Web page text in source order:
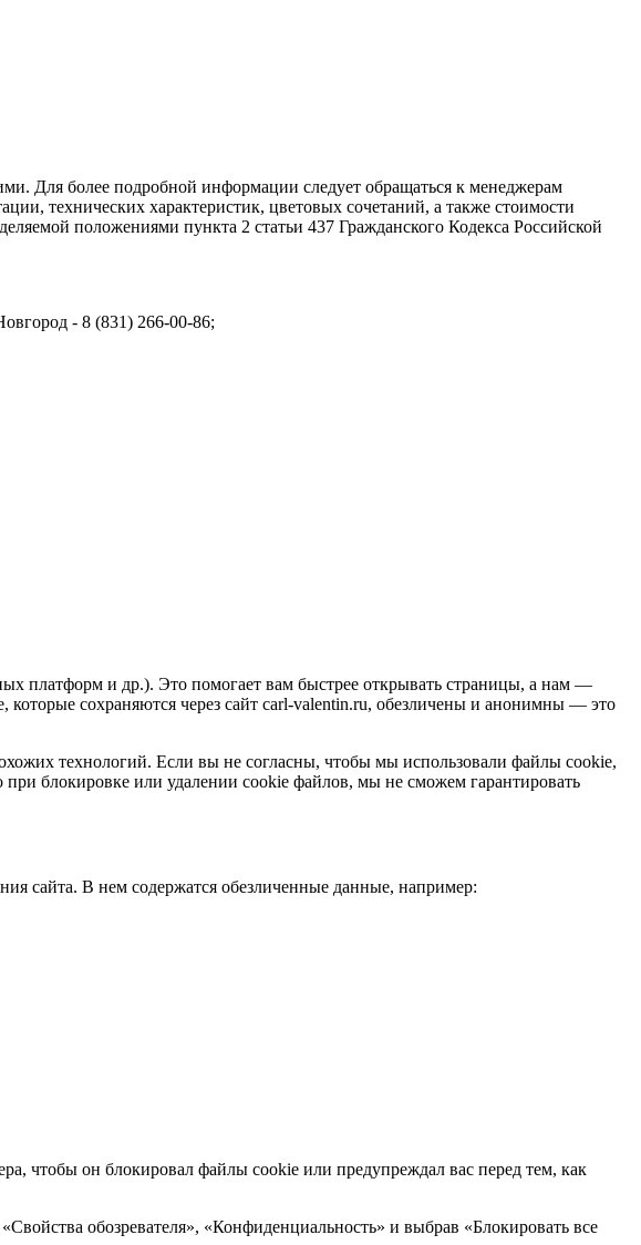
Для более подробной информации следует обращаться к менеджерам
технических характеристик, цветовых сочетаний, а также стоимости
положениями пункта 2 статьи 437 Гражданского Кодекса Российской
- 8 (831) 266-00-86;
платформ и др.). Это помогает вам быстрее открывать страницы, а нам —
которые сохраняются через сайт carl-valentin.ru, обезличены и анонимны — это
технологий. Если вы не согласны, чтобы мы использовали файлы cookie,
блокировке или удалении cookie файлов, мы не сможем гарантировать
сайта. В нем содержатся обезличенные данные, например:
чтобы он блокировал файлы cookie или предупреждал вас перед тем, как
обозревателя», «Конфиденциальность» и выбрав «Блокировать все